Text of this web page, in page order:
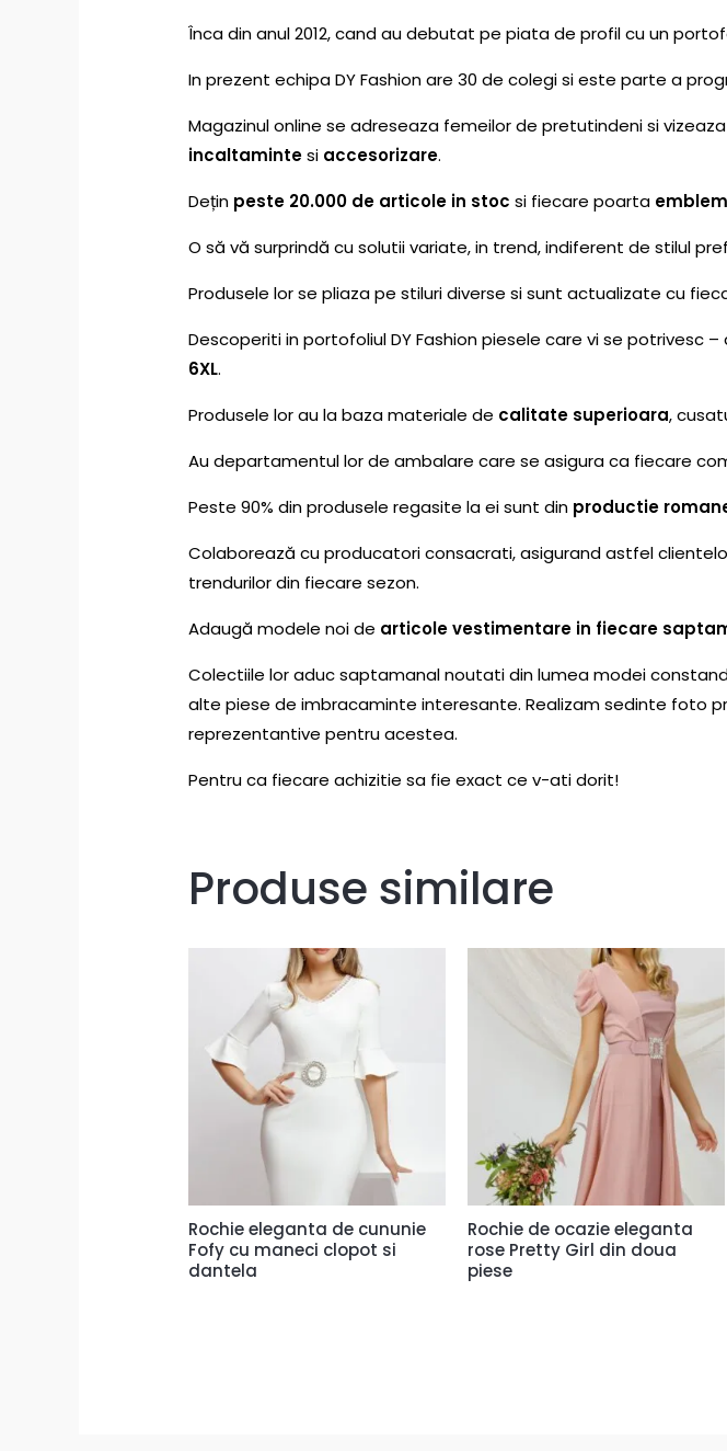
Înca din anul 2012, cand au debutat pe piata de profil cu un
In prezent echipa DY Fashion are 30 de colegi si este parte a
Magazinul online se adreseaza femeilor de pretutindeni si
incaltamintesi accesorizare.
Dețin peste 20.000 de articole in stoc si fiecare poarta
O să vă surprindă cu solutii variate, in trend, indiferent de stilul
Produsele lor se pliaza pe stiluri diverse si sunt actualizate cu
Descoperiti in portofoliul DY Fashion piesele care vi se potrivesc
6XL.
Produsele lor au la baza materiale de calitate superioara,
Au departamentul lor de ambalare care se asigura ca fiecare
Peste 90% din produsele regasite la ei sunt din productie
Colaborează cu producatori consacrati, asigurand astfel
trendurilor din fiecare sezon.
Adaugă modele noi de articole vestimentare in fiecare
Colectiile lor aduc saptamanal noutati din lumea modei
alte piese de imbracaminte interesante. Realizam sedinte foto
reprezentantive pentru acestea.
Pentru ca fiecare achizitie sa fie exact ce v-ati dorit!
Produse similare
Rochie eleganta de cununie
Fofy cu maneci clopot si
dantela
Rochie de ocazie eleganta
rose Pretty Girl din doua
piese